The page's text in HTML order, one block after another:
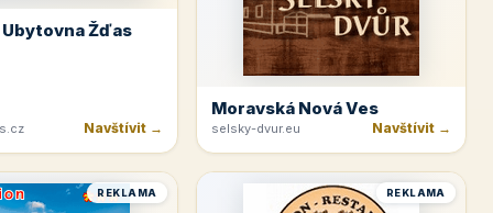
Žďas
Navštívit →
Moravská Nová Ves
selsky-dvur.eu Navštívit →
REKLAMA REKLAMA